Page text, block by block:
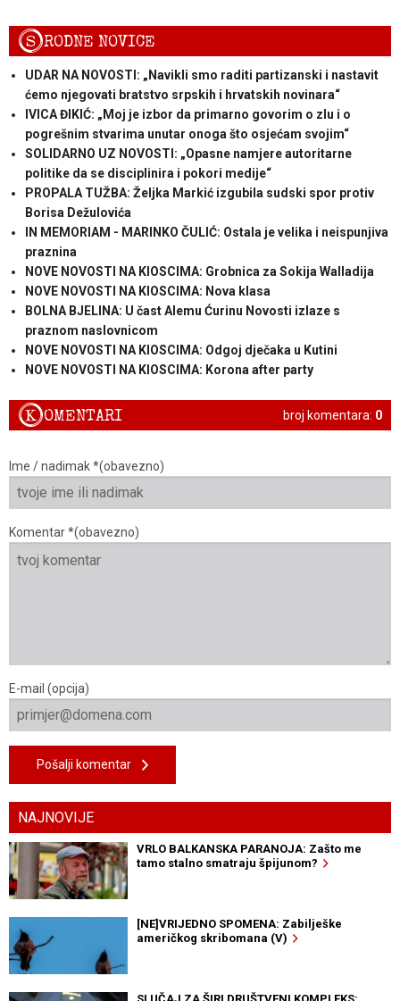
SRODNE NOVICE
UDAR NA NOVOSTI: „Navikli smo raditi partizanski i nastavit
ćemo njegovati bratstvo srpskih i hrvatskih novinara“
IVICA ĐIKIĆ: „Moj je izbor da primarno govorim o zlu i o
pogrešnim stvarima unutar onoga što osjećam svojim“
SOLIDARNO UZ NOVOSTI: „Opasne namjere autoritarne
politike da se disciplinira i pokori medije“
PROPALA TUŽBA: Željka Markić izgubila sudski spor protiv
Borisa Dežulovića
IN MEMORIAM - MARINKO ČULIĆ: Ostala je velika i neispunjiva
praznina
NOVE NOVOSTI NA KIOSCIMA: Grobnica za Sokija Walladija
NOVE NOVOSTI NA KIOSCIMA: Nova klasa
BOLNA BJELINA: U čast Alemu Ćurinu Novosti izlaze s
praznom naslovnicom
NOVE NOVOSTI NA KIOSCIMA: Odgoj dječaka u Kutini
NOVE NOVOSTI NA KIOSCIMA: Korona after party
broj komentara: 0
KOMENTARI
Ime / nadimak *(obavezno)
Komentar *(obavezno)
E-mail (opcija)
Pošalji komentar
NAJNOVIJE
VRLO BALKANSKA PARANOJA: Zašto me
tamo stalno smatraju špijunom?
[NE]VRIJEDNO SPOMENA: Zabilješke
američkog skribomana (V)